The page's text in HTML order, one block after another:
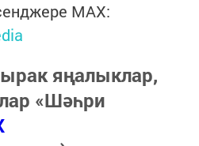
MАХ:
яңалыклар,
«Шәһри